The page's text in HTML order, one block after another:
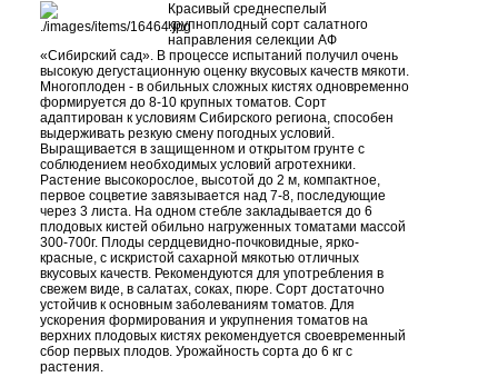
Красивый среднеспелый
крупноплодный сорт салатного
направления селекции АФ
«Сибирский сад». В процессе испытаний получил очень
высокую дегустационную оценку вкусовых качеств мякоти.
Многоплоден - в обильных сложных кистях одновременно
формируется до 8-10 крупных томатов. Сорт
адаптирован к условиям Сибирского региона, способен
выдерживать резкую смену погодных условий.
Выращивается в защищенном и открытом грунте с
соблюдением необходимых условий агротехники.
Растение высокорослое, высотой до 2 м, компактное,
первое соцветие завязывается над 7-8, последующие
через 3 листа. На одном стебле закладывается до 6
плодовых кистей обильно нагруженных томатами массой
300-700г. Плоды сердцевидно-почковидные, ярко-
красные, с искристой сахарной мякотью отличных
вкусовых качеств. Рекомендуются для употребления в
свежем виде, в салатах, соках, пюре. Сорт достаточно
устойчив к основным заболеваниям томатов. Для
ускорения формирования и укрупнения томатов на
верхних плодовых кистях рекомендуется своевременный
сбор первых плодов. Урожайность сорта до 6 кг с
растения.